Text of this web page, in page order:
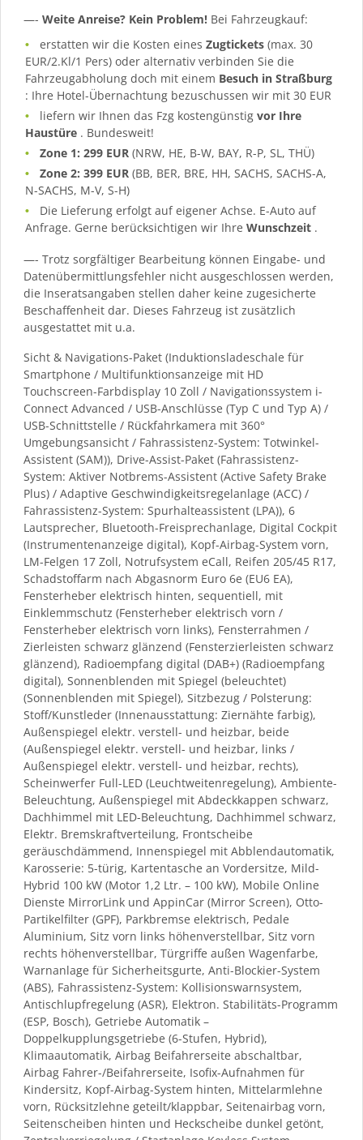
—- Weite Anreise? Kein Problem! Bei Fahrzeugkauf:
erstatten wir die Kosten einesZugtickets(max. 30
EUR/2.Kl/1 Pers) oder alternativ verbinden Sie die
Fahrzeugabholung doch mit einem Besuch in Straßburg
: Ihre Hotel-Übernachtung bezuschussen wir mit 30 EUR
liefern wir Ihnen das Fzg kostengünstigvor Ihre
Haustüre . Bundesweit!
Zone 1: 299 EUR (NRW, HE, B-W, BAY, R-P, SL, THÜ)
Zone 2: 399 EUR (BB, BER, BRE, HH, SACHS, SACHS-A,
N-SACHS, M-V, S-H)
Die Lieferung erfolgt auf eigener Achse. E-Auto auf
Anfrage. Gerne berücksichtigen wir Ihre Wunschzeit .
—- Trotz sorgfältiger Bearbeitung können Eingabe- und
Datenübermittlungsfehler nicht ausgeschlossen werden,
die Inseratsangaben stellen daher keine zugesicherte
Beschaffenheit dar. Dieses Fahrzeug ist zusätzlich
ausgestattet mit u.a.
Sicht & Navigations-Paket (Induktionsladeschale für
Smartphone / Multifunktionsanzeige mit HD
Touchscreen-Farbdisplay 10 Zoll / Navigationssystem i-
Connect Advanced / USB-Anschlüsse (Typ C und Typ A) /
USB-Schnittstelle / Rückfahrkamera mit 360°
Umgebungsansicht / Fahrassistenz-System: Totwinkel-
Assistent (SAM)), Drive-Assist-Paket (Fahrassistenz-
System: Aktiver Notbrems-Assistent (Active Safety Brake
Plus) / Adaptive Geschwindigkeitsregelanlage (ACC) /
Fahrassistenz-System: Spurhalteassistent (LPA)), 6
Lautsprecher, Bluetooth-Freisprechanlage, Digital Cockpit
(Instrumentenanzeige digital), Kopf-Airbag-System vorn,
LM-Felgen 17 Zoll, Notrufsystem eCall, Reifen 205/45 R17,
Schadstoffarm nach Abgasnorm Euro 6e (EU6 EA),
Fensterheber elektrisch hinten, sequentiell, mit
Einklemmschutz (Fensterheber elektrisch vorn /
Fensterheber elektrisch vorn links), Fensterrahmen /
Zierleisten schwarz glänzend (Fensterzierleisten schwarz
glänzend), Radioempfang digital (DAB+) (Radioempfang
digital), Sonnenblenden mit Spiegel (beleuchtet)
(Sonnenblenden mit Spiegel), Sitzbezug / Polsterung:
Stoff/Kunstleder (Innenausstattung: Ziernähte farbig),
Außenspiegel elektr. verstell- und heizbar, beide
(Außenspiegel elektr. verstell- und heizbar, links /
Außenspiegel elektr. verstell- und heizbar, rechts),
Scheinwerfer Full-LED (Leuchtweitenregelung), Ambiente-
Beleuchtung, Außenspiegel mit Abdeckkappen schwarz,
Dachhimmel mit LED-Beleuchtung, Dachhimmel schwarz,
Elektr. Bremskraftverteilung, Frontscheibe
geräuschdämmend, Innenspiegel mit Abblendautomatik,
Karosserie: 5-türig, Kartentasche an Vordersitze, Mild-
Hybrid 100 kW (Motor 1,2 Ltr. – 100 kW), Mobile Online
Dienste MirrorLink und AppinCar (Mirror Screen), Otto-
Partikelfilter (GPF), Parkbremse elektrisch, Pedale
Aluminium, Sitz vorn links höhenverstellbar, Sitz vorn
rechts höhenverstellbar, Türgriffe außen Wagenfarbe,
Warnanlage für Sicherheitsgurte, Anti-Blockier-System
(ABS), Fahrassistenz-System: Kollisionswarnsystem,
Antischlupfregelung (ASR), Elektron. Stabilitäts-Programm
(ESP, Bosch), Getriebe Automatik –
Doppelkupplungsgetriebe (6-Stufen, Hybrid),
Klimaautomatik, Airbag Beifahrerseite abschaltbar,
Airbag Fahrer-/Beifahrerseite, Isofix-Aufnahmen für
Kindersitz, Kopf-Airbag-System hinten, Mittelarmlehne
vorn, Rücksitzlehne geteilt/klappbar, Seitenairbag vorn,
Seitenscheiben hinten und Heckscheibe dunkel getönt,